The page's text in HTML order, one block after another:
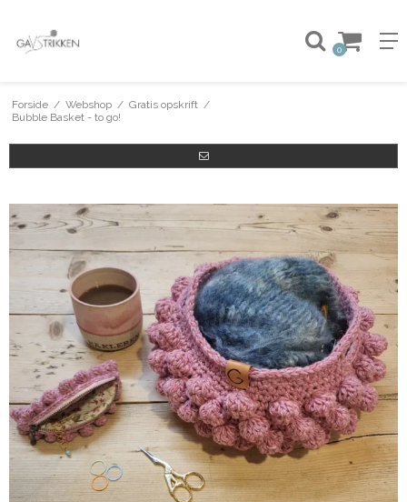
0
Forside / Webshop / Gratis opskrift /
Bubble Basket - to go!